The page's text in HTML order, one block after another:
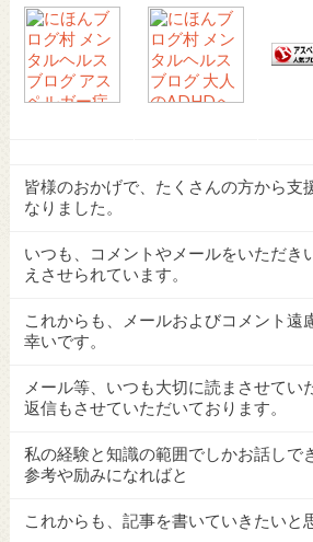
皆様のおかげで、たくさんの方から支
なりました。
いつも、コメントやメールをいただき
えさせられています。
これからも、メールおよびコメント遠
幸いです。
メール等、いつも大切に読まさせてい
返信もさせていただいております。
私の経験と知識の範囲でしかお話しで
参考や励みになればと
これからも、記事を書いていきたいと